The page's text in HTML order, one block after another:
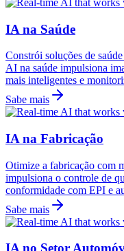
IA na Saúde
Constrói soluções de
AI na saúde impulsiona
mais inteligentes e
Sabe mais
IA na Fabricação
Otimize a fabricação com
impulsiona o controle de
conformidade com EPI e
Sabe mais